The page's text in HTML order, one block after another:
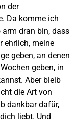
der
Da komme ich
dran bin, dass
ehrlich, meine
geben, an denen
geben, in
Aber bleib
die Art von
dankbar dafür,
liebt. Und